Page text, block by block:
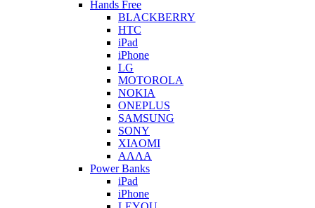
Hands Free
BLACKBERRY
HTC
iPad
iPhone
LG
MOTOROLA
NOKIA
ONEPLUS
SAMSUNG
SONY
XIAOMI
ΑΛΛΑ
Power Banks
iPad
iPhone